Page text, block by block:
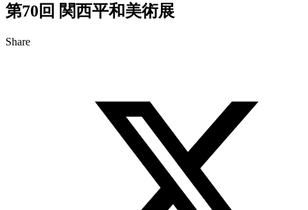
第70回 関西平和美術展
Share